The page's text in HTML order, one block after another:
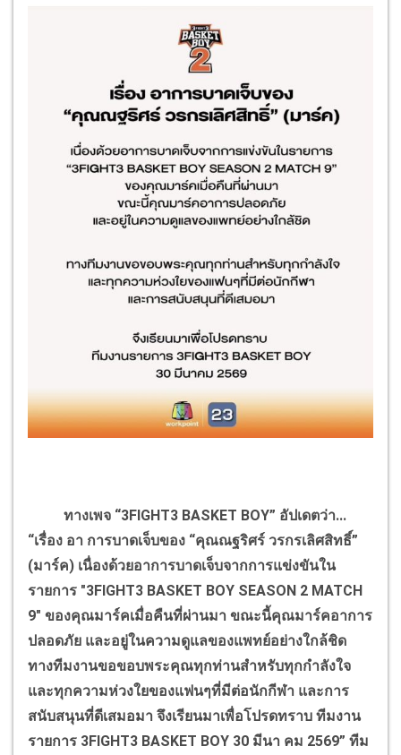
ทางเพจ “3FIGHT3 BASKET BOY” อัปเดตว่า...
“เรื่อง อา การบาดเจ็บของ “คุณณฐริศร์ วรกรเลิศสิทธิ์”
(มาร์ค) เนื่องด้วยอาการบาดเจ็บจากการแข่งขันใน
รายการ "3FIGHT3 BASKET BOY SEASON 2 MATCH
9" ของคุณมาร์คเมื่อคืนที่ผ่านมา ขณะนี้คุณมาร์คอาการ
ปลอดภัย และอยู่ในความดูแลของแพทย์อย่างใกล้ชิด
ทางทีมงานขอขอบพระคุณทุกท่านสำหรับทุกกำลังใจ
และทุกความห่วงใยของแฟนๆที่มีต่อนักกีฬา และการ
สนับสนุนที่ดีเสมอมา จึงเรียนมาเพื่อโปรดทราบ ทีมงาน
รายการ 3FIGHT3 BASKET BOY 30 มีนา คม 2569” ทีม